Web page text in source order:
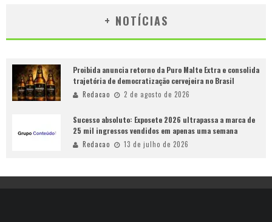
+ NOTÍCIAS
Proibida anuncia retorno da Puro Malte Extra e consolida
trajetória de democratização cervejeira no Brasil
Redacao 2 de agosto de 2026
Sucesso absoluto: Exposete 2026 ultrapassa a marca de
25 mil ingressos vendidos em apenas uma semana
Redacao 13 de julho de 2026